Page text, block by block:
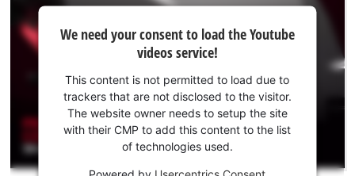
We
need
your
the
Youtube
service!
We need your consent to load the Youtube
videos service!
This content is not permitted to load due to
trackers that are not disclosed to the visitor.
The website owner needs to setup the site
with their CMP to add this content to the list
of technologies used.